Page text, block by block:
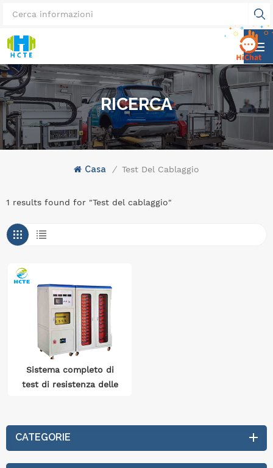
RICERCA
Casa / Test Del Cablaggio
1 results found for "Test del cablaggio"
Sistema completo di
test di resistenza delle
elettriche
automobilistiche
CATEGORIE